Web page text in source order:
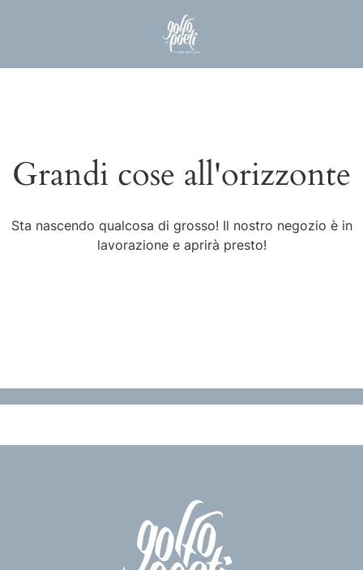
Grandi cose all'orizzonte
Sta nascendo qualcosa di grosso! Il nostro negozio è in
lavorazione e aprirà presto!